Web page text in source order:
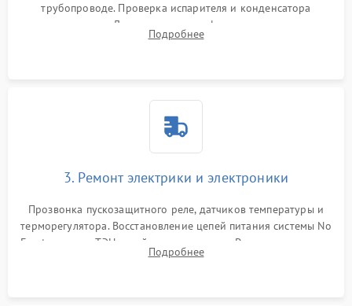
трубопроводе. Проверка испарителя и конденсатора
течеискателем. Демонтаж старого фильтра-осушителя и
продувка капиллярной трубки для устранения засоров.
Подробнее
3. Ремонт электрики и электроники
Прозвонка пускозащитного реле, датчиков температуры и
терморегулятора. Восстановление цепей питания системы No
Frost, включая ТЭН оттайки и вентилятор. Ремонт или замена
платы управления при сбоях алгоритмов.
Подробнее